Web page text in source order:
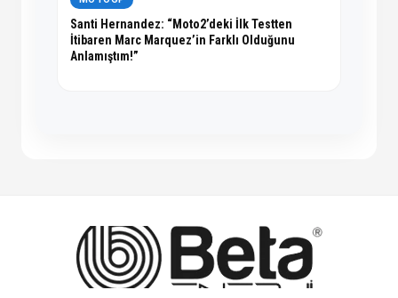
Santi Hernandez: “Moto2’deki İlk Testten
İtibaren Marc Marquez’in Farklı Olduğunu
Anlamıştım!”